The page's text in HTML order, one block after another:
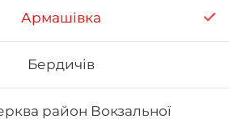
Армашівка
Бердичів
район Вокзальної
які вам подобаються про все інше ми
подбаємо
Сети Роли від шефа